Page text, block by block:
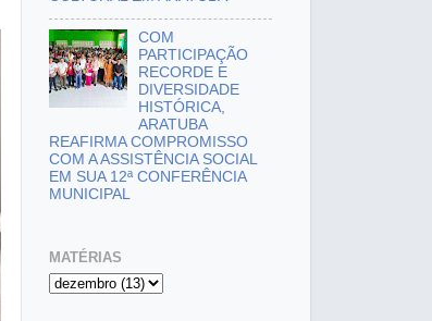
COM
PARTICIPAÇÃO
RECORDE E
DIVERSIDADE
HISTÓRICA,
ARATUBA
REAFIRMA COMPROMISSO
COM A ASSISTÊNCIA SOCIAL
EM SUA 12ª CONFERÊNCIA
MUNICIPAL
MATÉRIAS